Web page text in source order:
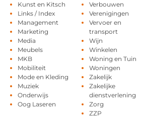
Kunst en Kitsch
Links / Index
Management
Marketing
Media
Meubels
MKB
Mobiliteit
Mode en Kleding
Muziek
Onderwijs
Oog Laseren
Verbouwen
Verenigingen
Vervoer en
transport
Wijn
Winkelen
Woning en Tuin
Woningen
Zakelijk
Zakelijke
dienstverlening
Zorg
ZZP